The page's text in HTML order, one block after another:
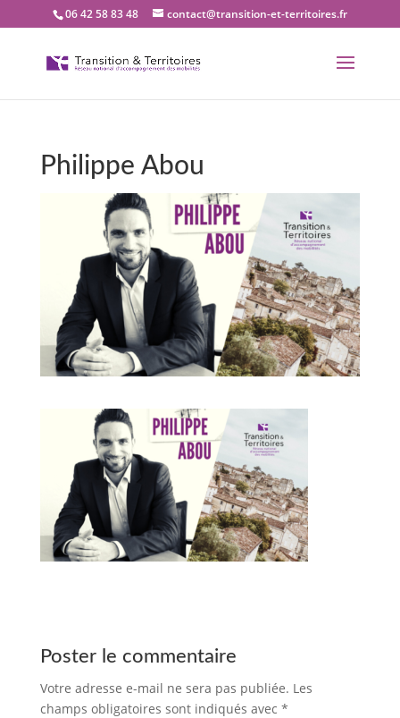
06 42 58 83 48 contact@transition-et-territoires.fr
Philippe Abou
Poster le commentaire
Votre adresse e-mail ne sera pas publiée. Les
champs obligatoires sont indiqués avec *